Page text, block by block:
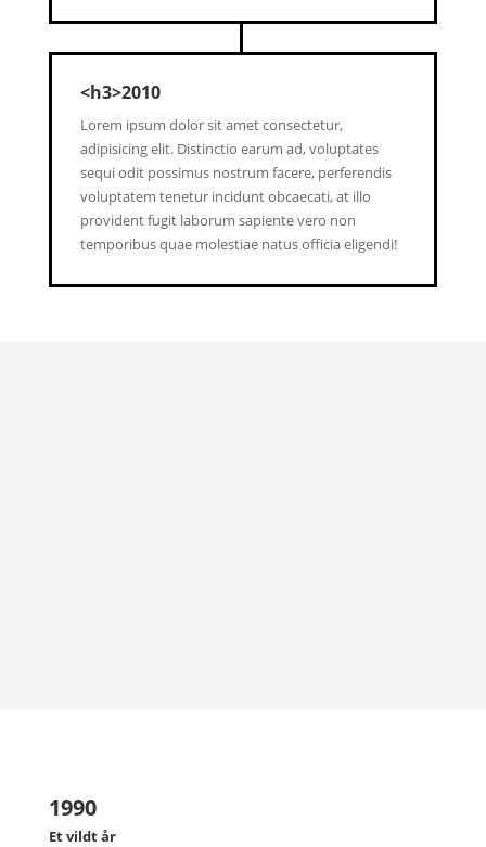
<h3>2010
Lorem ipsum dolor sit amet consectetur,
adipisicing elit. Distinctio earum ad, voluptates
sequi odit possimus nostrum facere, perferendis
voluptatem tenetur incidunt obcaecati, at illo
provident fugit laborum sapiente vero non
temporibus quae molestiae natus officia eligendi!
1990
Et vildt år